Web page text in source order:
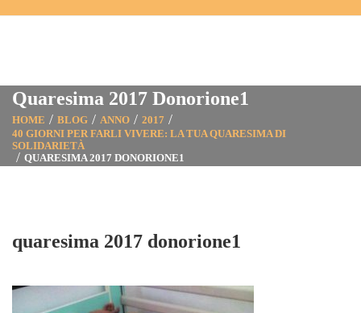
Quaresima 2017 Donorione1
HOME BLOG ANNO
2017
40 GIORNI PER FARLI VIVERE: LA TUA QUARESIMA DI
SOLIDARIETÀ
QUARESIMA 2017 DONORIONE1
quaresima 2017 donorione1